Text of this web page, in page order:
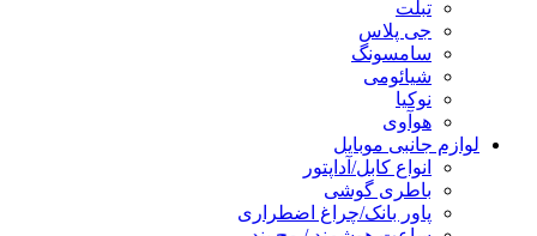
تبلت
جی پلاس
سامسونگ
شیائومی
نوکیا
هوآوی
لوازم جانبی موبایل
انواع کابل/آداپتور
باطری گوشی
پاور بانک/چراغ اضطراری